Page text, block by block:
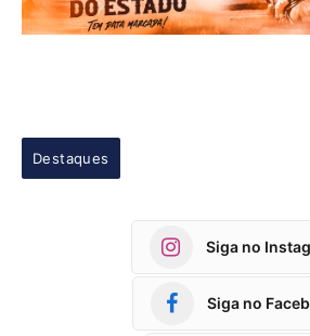
Destaques
Siga no
Siga no